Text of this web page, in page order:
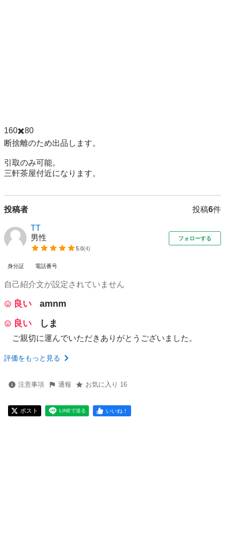
160✖️80
断捨離のため出品します。
引取のみ可能。
三軒茶屋付近になります。
投稿者 投稿6件
TT
男性
5.0(4)
フォローする
身分証 電話番号
自己紹介文が設定されていません
良い
amnm
良い
しま
ご親切に運んでいただきありがとうございました。
評価をもっと見る
注意事項 通報 お気に入り 16
ポスト LINEで送る いいね！